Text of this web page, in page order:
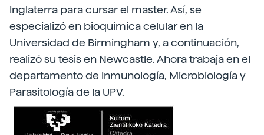
Inglaterra para cursar el master. Así, se
especializó en bioquímica celular en la
Universidad de Birmingham y, a continuación,
realizó su tesis en Newcastle. Ahora trabaja en el
departamento de Inmunología, Microbiología y
Parasitología de la UPV.